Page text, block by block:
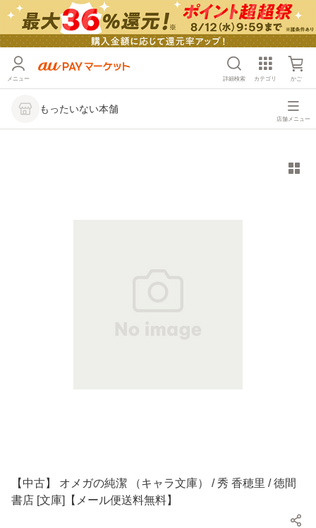
メニュー 詳細検索 カテゴリ かご
もったいない本舗
店舗メニュー
【中古】 オメガの純潔 （キャラ文庫） / 秀 香穂里 / 徳間
書店 [文庫]【メール便送料無料】